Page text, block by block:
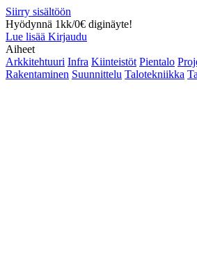
Siirry sisältöön
Hyödynnä 1kk/0€ diginäyte!
Lue lisää Kirjaudu
Aiheet
Arkkitehtuuri Infra Kiinteistöt Pientalo
Rakentaminen Suunnittelu Talotekniikka